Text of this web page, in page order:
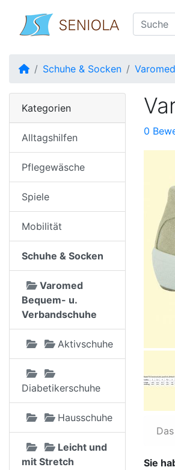
Startseite
Schuhe & Socken
0
Sie
Kategorien
Alltagshilfen
Pflegewäsche
Spiele
Mobilität
Schuhe & Socken
Varomed
Bequem- u.
Verbandschuhe
Aktivschuhe
Diabetikerschuhe
Hausschuhe
Leicht und
mit Stretch